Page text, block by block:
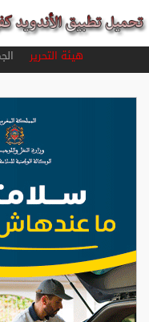
هيئة التحريرالجمعة 07 غشت